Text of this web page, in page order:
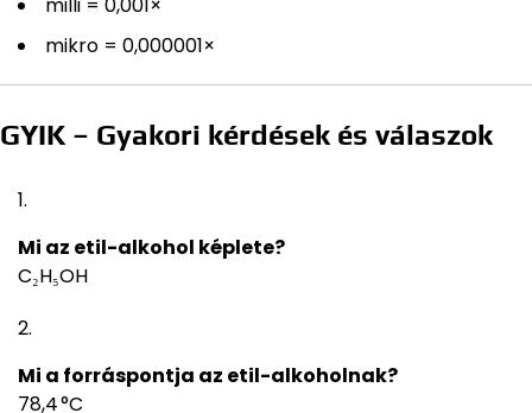
milli = 0,001×
mikro = 0,000001×
GYIK – Gyakori kérdések és válaszok
Mi az etil-alkohol képlete?
C₂H₅OH
Mi a forráspontja az etil-alkoholnak?
78,4 °C